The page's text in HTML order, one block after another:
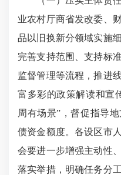
业农村厅商省发改委、
品以旧换新分领域实施
完善支持范围、支持标
监督管理等流程，推进
富多彩的政策解读和宣
周有场景”，督促指导
债资金额度。各设区市
会要进一步增强主动性
落实举措，明确任务分